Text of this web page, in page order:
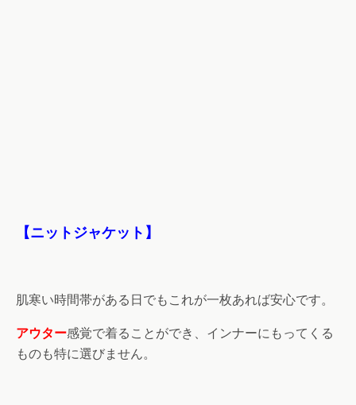
【ニットジャケット】
肌寒い時間帯がある日でもこれが一枚あれば安心です。
アウター感覚で着ることができ、インナーにもってくる
ものも特に選びません。